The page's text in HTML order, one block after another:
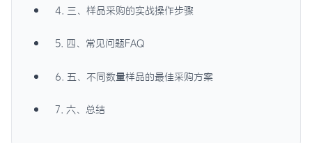
4. 三、样品采购的实战操作步骤
5. 四、常见问题FAQ
6. 五、不同数量样品的最佳采购方案
7. 六、总结